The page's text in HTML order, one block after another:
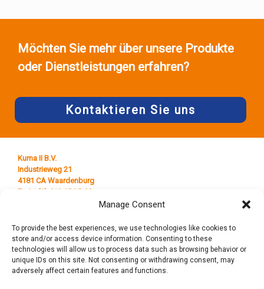
Manage Consent
To provide the best experiences, we use technologies like cookies to
store and/or access device information. Consenting to these
technologies will allow us to process data such as browsing behavior or
unique IDs on this site. Not consenting or withdrawing consent, may
adversely affect certain features and functions.
Möchten Sie mehr über unsere Produkte
oder Dienstleistungen erfahren?
Kontaktieren Sie uns
Kuma II B.V.
Industrieweg 21
4181 CA Waardenburg
T +31 (0) 418 65 25 44